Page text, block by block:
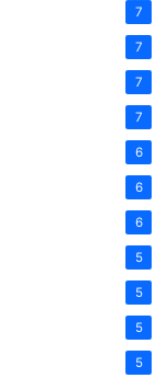
7
7
7
7
6
6
6
5
5
5
5